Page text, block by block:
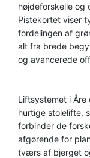
højdeforskelle og
Pistekortet viser
fordelingen af
alt fra brede
og avancerede
Liftsystemet i Åre
hurtige stolelifte,
forbinder de
afgørende for
tværs af bjerget